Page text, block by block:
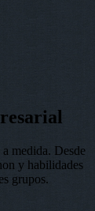
medida. Desde
y habilidades
grupos.